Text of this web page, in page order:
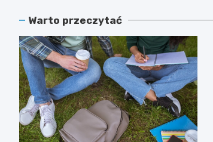
Warto przeczytać